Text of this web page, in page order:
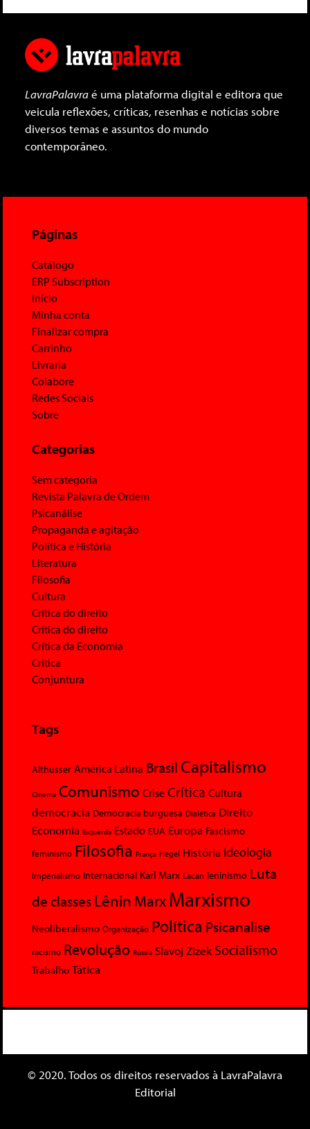
LavraPalavraé uma plataforma digital e editora que
veicula reflexões, críticas, resenhas e notícias sobre
diversos temas e assuntos do mundo
contemporâneo.
Páginas
Catálogo
ERP Subscription
Início
Minha conta
Finalizar compra
Carrinho
Livraria
Colabore
Redes Sociais
Sobre
Categorias
Sem categoria
Revista Palavra de Ordem
Psicanálise
Propaganda e agitação
Política e História
Literatura
Filosofia
Cultura
Crítica do direito
Crítica do direito
Crítica da Economia
Crítica
Conjuntura
Tags
Althusser América Latina Brasil Capitalismo
Cinema Comunismo Crise Crítica Cultura
democracia Democracia burguesa Dialética Direito
Economia Esquerda Estado EUA Europa Fascismo
feminismo Filosofia França Hegel História Ideologia
Imperialismo Internacional Karl Marx Lacan leninismo Luta
de classesLênin MarxMarxismo
Neoliberalismo Organização Política Psicanalise
racismo Revolução Rússia Slavoj Zizek Socialismo
Trabalho Tática
© 2020. Todos os direitos reservados à LavraPalavra
Editorial